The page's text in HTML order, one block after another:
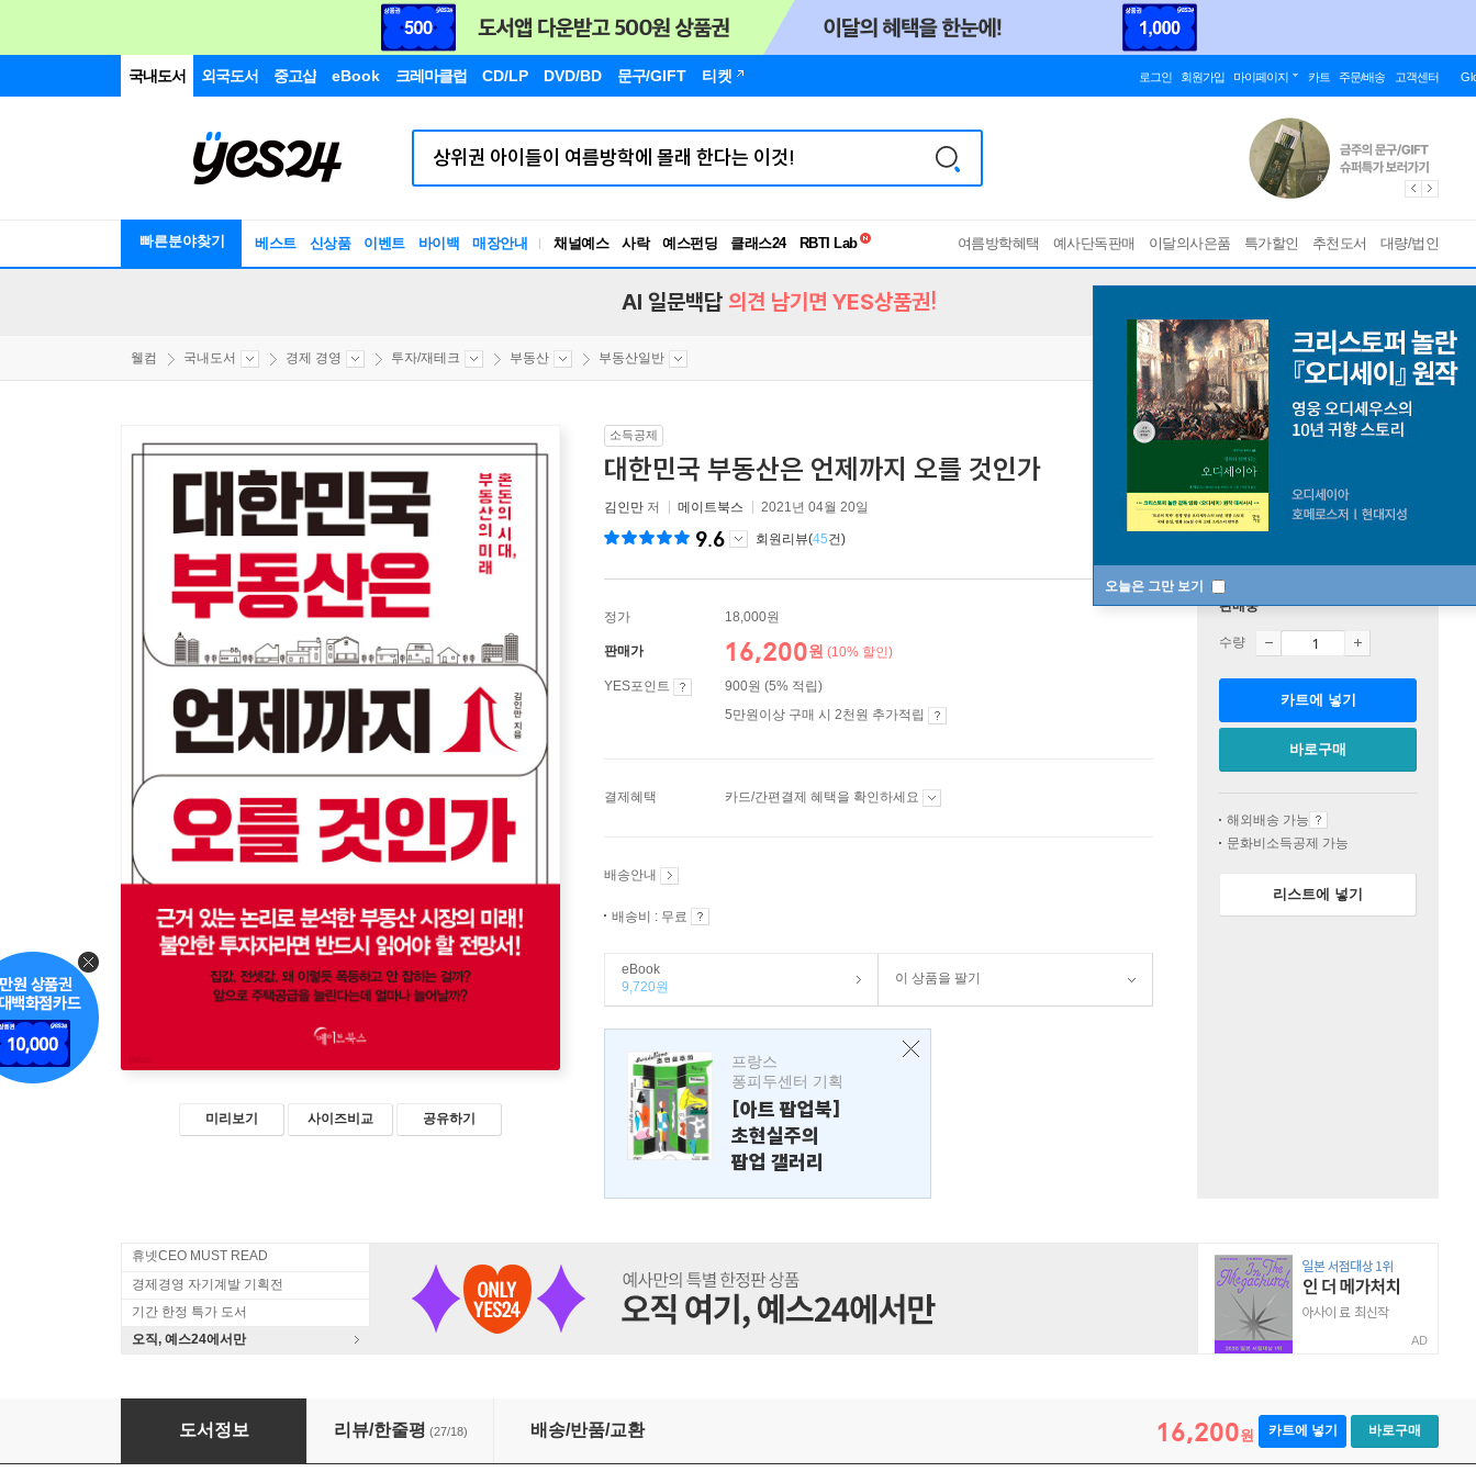
국내도서 외국도서 중고샵 eBook 크레마클럽 CD/LP DVD/BD 문구/GIFT 티켓 로그인 회원가입 마이페이지 카트 주문/배송 고객센터
빠른분야찾기 베스트 신상품 이벤트 바이백 매장안내 채널예스 사락 예스펀딩 클래스24
RBTI Lab
독서유형검사
여름방학혜택 예사단독판매 이달의사은품 특가할인 추천도서 대량/법인
오늘은 그만 보기
AI 일문백답 의견 남기면 YES상품권!
웰컴 국내도서 경제 경영 투자/재테크 부동산 부동산일반
미리보기 사이즈비교 공유하기
소득공제
대한민국 부동산은 언제까지 오를 것인가
김인만 저 메이트북스 2021년 04월 20일
9.6 회원리뷰(45건)
정가 18,000원
판매가 16,200원 (10% 할인)
YES포인트
900원 (5% 적립)
5만원이상 구매 시 2천원 추가적립
결제혜택 카드/간편결제 혜택을 확인하세요
배송안내
배송비 : 무료
eBook
9,720원
이 상품을 팔기
프랑스
퐁피두센터 기획
[아트 팝업북]
초현실주의
팝업 갤러리
판매중
수량
카트에 넣기
바로구매
해외배송 가능
문화비소득공제 가능
리스트에 넣기
휴넷CEO MUST READ
경제경영 자기계발 기획전
기간 한정 특가 도서
오직, 예스24에서만
AD
대한민국 부동산은 언제까지 오를 것인가
도서정보 리뷰/한줄평 (27/18) 배송/반품/교환 16,200원 카트에 넣기 바로구매